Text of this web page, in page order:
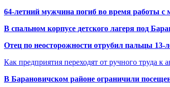
64-летний мужчина погиб во время работы с
В спальном корпусе детского лагеря под
Отец по неосторожности отрубил пальцы 13-
Как предприятия переходят от ручного труда к
В Барановичском районе ограничили